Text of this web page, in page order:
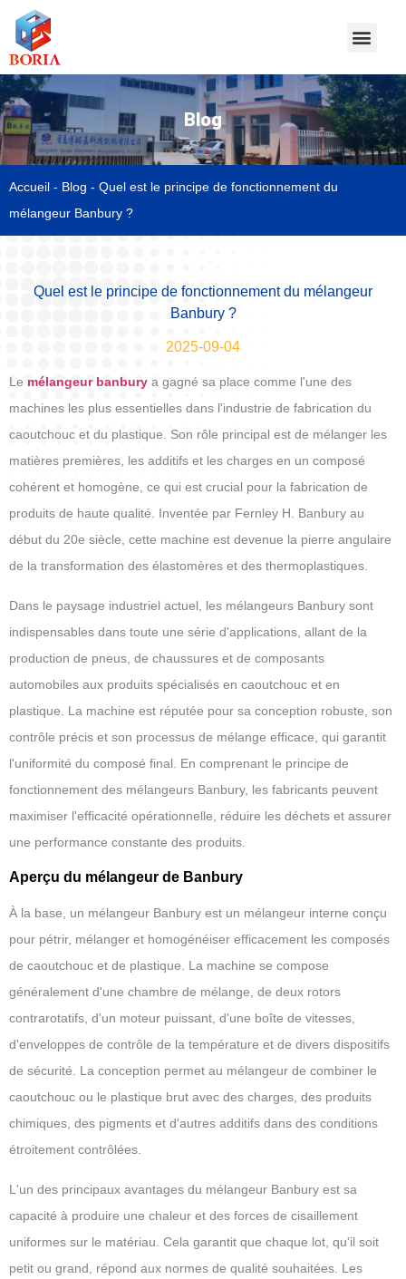
Blog
Accueil - Blog - Quel est le principe de fonctionnement du
mélangeur Banbury ?
Quel est le principe de fonctionnement du mélangeur
Banbury ?
2025-09-04
Le mélangeur banbury a gagné sa place comme l'une des
machines les plus essentielles dans l'industrie de fabrication du
caoutchouc et du plastique. Son rôle principal est de mélanger les
matières premières, les additifs et les charges en un composé
cohérent et homogène, ce qui est crucial pour la fabrication de
produits de haute qualité. Inventée par Fernley H. Banbury au
début du 20e siècle, cette machine est devenue la pierre angulaire
de la transformation des élastomères et des thermoplastiques.
Dans le paysage industriel actuel, les mélangeurs Banbury sont
indispensables dans toute une série d'applications, allant de la
production de pneus, de chaussures et de composants
automobiles aux produits spécialisés en caoutchouc et en
plastique. La machine est réputée pour sa conception robuste, son
contrôle précis et son processus de mélange efficace, qui garantit
l'uniformité du composé final. En comprenant le principe de
fonctionnement des mélangeurs Banbury, les fabricants peuvent
maximiser l'efficacité opérationnelle, réduire les déchets et assurer
une performance constante des produits.
Aperçu du mélangeur de Banbury
À la base, un mélangeur Banbury est un mélangeur interne conçu
pour pétrir, mélanger et homogénéiser efficacement les composés
de caoutchouc et de plastique. La machine se compose
généralement d'une chambre de mélange, de deux rotors
contrarotatifs, d'un moteur puissant, d'une boîte de vitesses,
d'enveloppes de contrôle de la température et de divers dispositifs
de sécurité. La conception permet au mélangeur de combiner le
caoutchouc ou le plastique brut avec des charges, des produits
chimiques, des pigments et d'autres additifs dans des conditions
étroitement contrôlées.
L'un des principaux avantages du mélangeur Banbury est sa
capacité à produire une chaleur et des forces de cisaillement
uniformes sur le matériau. Cela garantit que chaque lot, qu'il soit
petit ou grand, répond aux normes de qualité souhaitées. Les